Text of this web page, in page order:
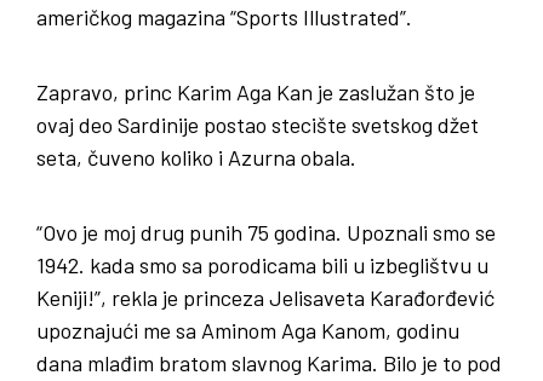
američkog magazina “Sports Illustrated”.
Zapravo, princ Karim Aga Kan je zaslužan što je
ovaj deo Sardinije postao stecište svetskog džet
seta, čuveno koliko i Azurna obala.
“Ovo je moj drug punih 75 godina. Upoznali smo se
1942. kada smo sa porodicama bili u izbeglištvu u
Keniji!”, rekla je princeza Jelisaveta Karađorđević
upoznajući me sa Aminom Aga Kanom, godinu
dana mlađim bratom slavnog Karima. Bilo je to pod